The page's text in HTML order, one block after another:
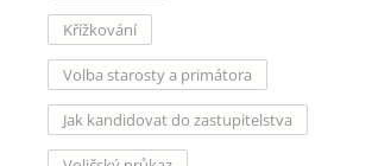
Křížkování
Volba starosty a primátora
Jak kandidovat do zastupitelstva